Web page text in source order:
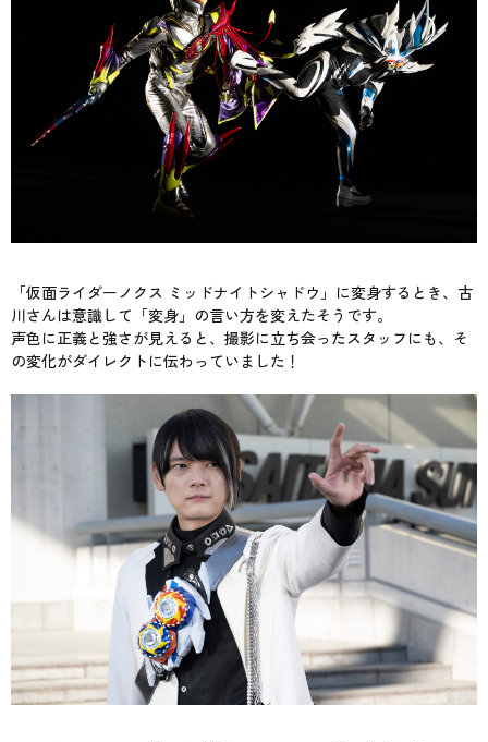
「仮面ライダーノクス ミッドナイトシャドウ」に変身するとき、古
川さんは意識して「変身」の言い方を変えたそうです。
声色に正義と強さが見えると、撮影に立ち会ったスタッフにも、そ
の変化がダイレクトに伝わっていました！